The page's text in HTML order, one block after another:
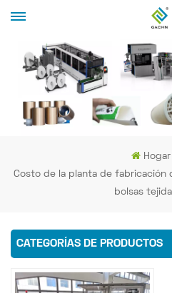
Hogar
Costo de la planta de fabricación
bolsas
CATEGORÍAS DE PRODUCTOS